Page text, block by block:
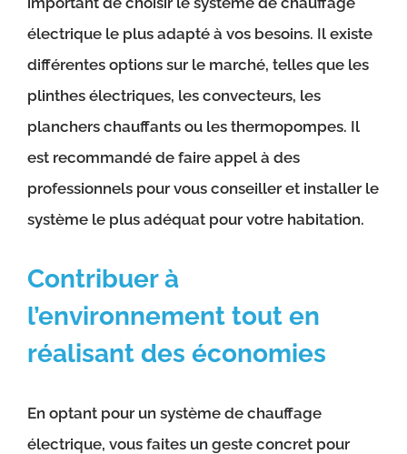
électrique le plus adapté à vos besoins. Il existe
différentes options sur le marché, telles que les
plinthes électriques, les convecteurs, les
planchers chauffants ou les thermopompes. Il
est recommandé de faire appel à des
professionnels pour vous conseiller et installer le
système le plus adéquat pour votre habitation.
Contribuer à
l’environnement tout en
réalisant des économies
En optant pour un système de chauffage
électrique, vous faites un geste concret pour